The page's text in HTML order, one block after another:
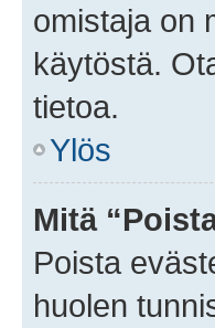
omistaja on
käytöstä.
tietoa.
Ylös
Mitä
Poista
huolen